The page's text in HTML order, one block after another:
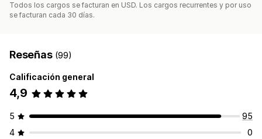
Todos los cargos se facturan en USD. Los cargos recurrentes y por uso
se facturan cada 30 días.
Reseñas (99)
Calificación general
4,9
5
95
4
0